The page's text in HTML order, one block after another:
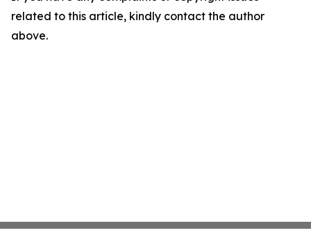
related to this article, kindly contact the author
above.